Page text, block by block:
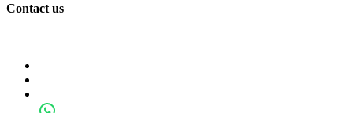
Contact us